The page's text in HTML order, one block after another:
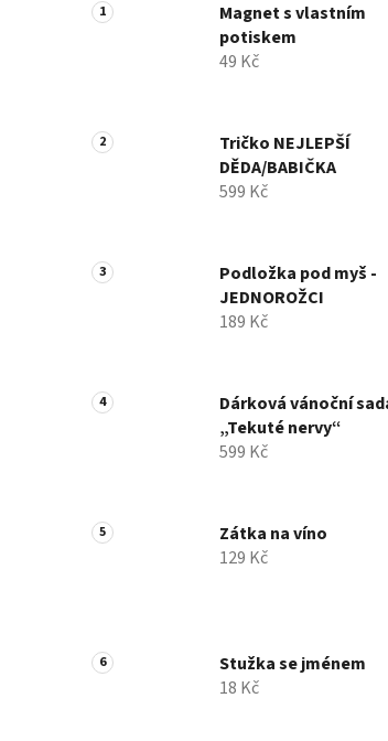
Magnet s vlastním
potiskem
49 Kč
Tričko NEJLEPŠÍ
DĚDA/BABIČKA
599 Kč
Podložka pod myš -
JEDNOROŽCI
189 Kč
Dárková vánoční
„Tekuté nervy“
599 Kč
Zátka na víno
129 Kč
Stužka se jménem
18 Kč